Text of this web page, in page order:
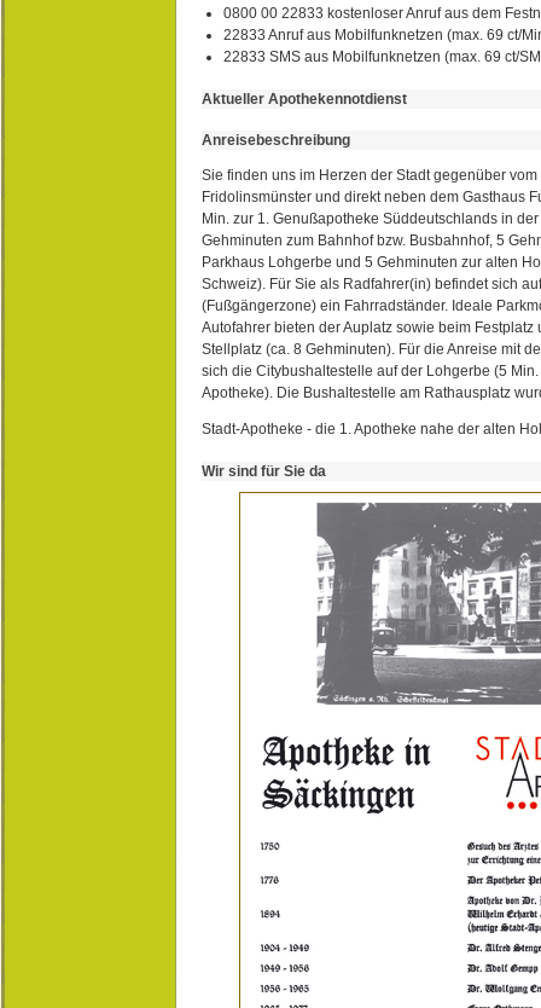
0800 00 22833 kostenloser Anruf aus dem
22833 Anruf aus Mobilfunknetzen (max. 69 ct/
22833 SMS aus Mobilfunknetzen (max. 69 ct/
Aktueller Apothekennotdienst
Anreisebeschreibung
Sie finden uns im Herzen der Stadt gegenüber
Fridolinsmünster und direkt neben dem Gasthaus
Min. zur 1. Genußapotheke Süddeutschlands in
Gehminuten zum Bahnhof bzw. Busbahnhof, 5
Parkhaus Lohgerbe und 5 Gehminuten zur alten
Schweiz). Für Sie als Radfahrer(in) befindet sich
(Fußgängerzone) ein Fahrradständer. Ideale
Autofahrer bieten der Auplatz sowie beim Festplatz
Stellplatz (ca. 8 Gehminuten). Für die Anreise mit
sich die Citybushaltestelle auf der Lohgerbe (5
Apotheke). Die Bushaltestelle am Rathausplatz
Stadt-Apotheke - die 1. Apotheke nahe der alten
Wir sind für Sie da